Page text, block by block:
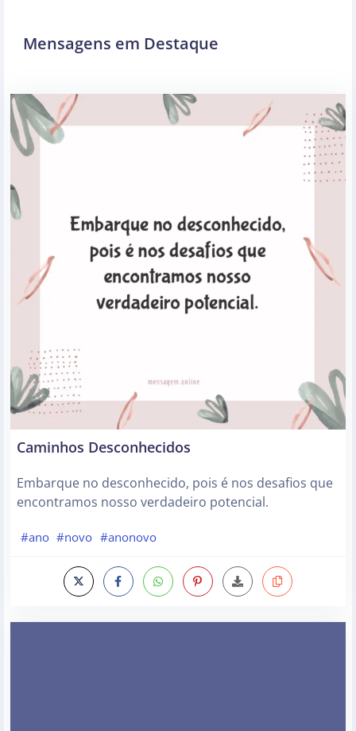
Mensagens em Destaque
Caminhos Desconhecidos
Embarque no desconhecido, pois é nos desafios que
encontramos nosso verdadeiro potencial.
#ano #novo #anonovo